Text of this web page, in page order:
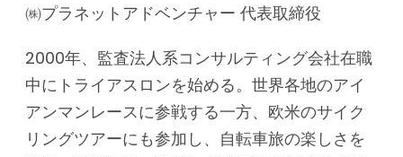
㈱プラネットアドベンチャー 代表取締役
2000年、監査法人系コンサルティング会社在職
中にトライアスロンを始める。世界各地のアイ
アンマンレースに参戦する一方、欧米のサイク
リングツアーにも参加し、自転車旅の楽しさを